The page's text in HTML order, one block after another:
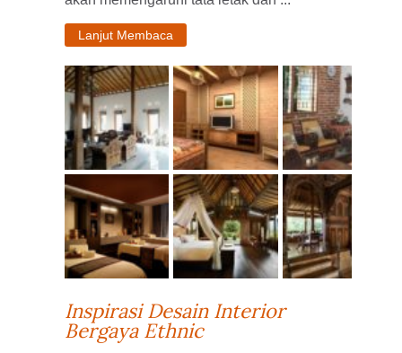
Lanjut Membaca
Inspirasi Desain Interior
Bergaya Ethnic